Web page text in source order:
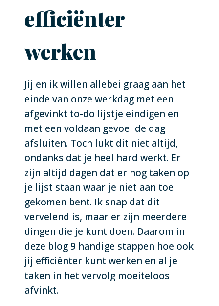
efficiënter
werken
Jij en ik willen allebei graag aan het
einde van onze werkdag met een
afgevinkt to-do lijstje eindigen en
met een voldaan gevoel de dag
afsluiten. Toch lukt dit niet altijd,
ondanks dat je heel hard werkt. Er
zijn altijd dagen dat er nog taken op
je lijst staan waar je niet aan toe
gekomen bent. Ik snap dat dit
vervelend is, maar er zijn meerdere
dingen die je kunt doen. Daarom in
deze blog 9 handige stappen hoe ook
jij efficiënter kunt werken en al je
taken in het vervolg moeiteloos
afvinkt.